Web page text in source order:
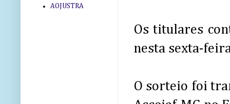
Os titulares
nesta sexta-
O sorteio foi
AOJUSTRA